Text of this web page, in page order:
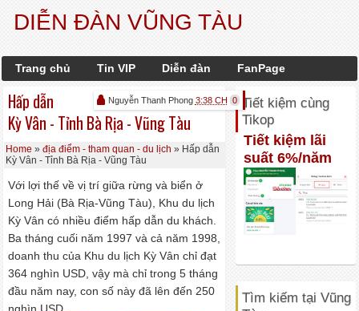
DIỄN ĐÀN VŨNG TÀU
Trang chủ Tin VIP Diễn đàn FanPage
Nguyễn Thanh Phong 3:38 CH 0
Hấp dẫn
Kỳ Vân - Tỉnh Bà Rịa - Vũng Tàu
Home »địa điểm - tham quan - du lịch » Hấp dẫn
Kỳ Vân - Tỉnh Bà Rịa - Vũng Tàu
Với lợi thế về vị trí giữa rừng và biển ở
Long Hải (Bà Rịa-Vũng Tàu), Khu du lịch
Kỳ Vân có nhiều điểm hấp dẫn du khách.
Ba tháng cuối năm 1997 và cả năm 1998,
doanh thu của Khu du lịch Kỳ Vân chỉ đạt
364 nghìn USD, vậy mà chỉ trong 5 tháng
đầu năm nay, con số này đã lên đến 250
Tiết kiệm cùng
Tikop
Tiết kiệm lãi
suất 6%/năm
Tìm kiếm tại Vũng